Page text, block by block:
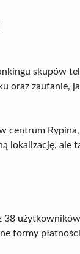
skupów
oraz zaufanie,
centrum
lokalizację, ale
38
formy